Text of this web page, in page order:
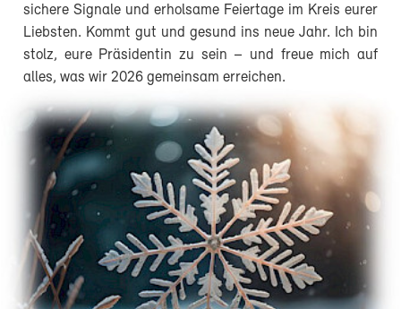
sichere Signale und erholsame Feiertage im Kreis eurer
Liebsten. Kommt gut und gesund ins neue Jahr. Ich bin
stolz, eure Präsidentin zu sein – und freue mich auf
alles, was wir 2026 gemeinsam erreichen.